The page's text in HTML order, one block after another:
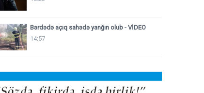
Bərdədə açıq sahədə yanğın olub - VİDEO
14:57